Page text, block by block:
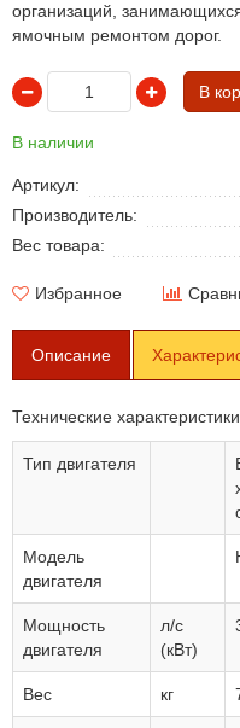
организаций,
ямочным ремонтом дорог.
В
В наличии
Артикул:
Производитель:
Вес товара:
Избранное
Описание
Технические
Тип двигателя
Модель
двигателя
Мощность
двигателя
л/с
(кВт)
Вес кг